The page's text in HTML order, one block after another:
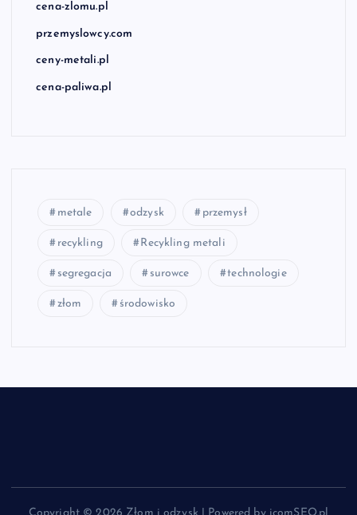
cena-zlomu.pl
przemyslowcy.com
ceny-metali.pl
cena-paliwa.pl
metale odzysk przemysł
recykling Recykling metali
segregacja surowce technologie
złom środowisko